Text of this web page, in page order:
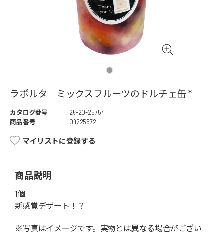
ラポルタ ミックスフルーツのドルチェ缶 *
カタログ番号
25-20-25754
商品番号
09225572
マイリストに登録する
商品説明
1個
新感覚デザート！？
※写真はイメージです。実物とは異なる場合がござい